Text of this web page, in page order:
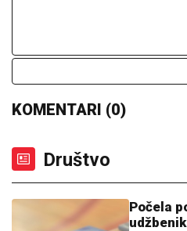
KOMENTARI (0)
Društvo
Počela